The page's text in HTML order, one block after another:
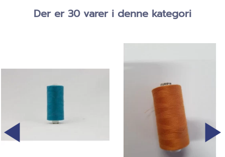
Der er 30 varer i denne kategori